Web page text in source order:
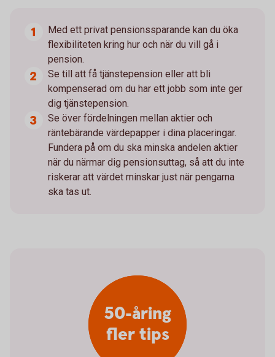
Med ett privat pensionssparande kan du öka
flexibiliteten kring hur och när du vill gå i
pension.
Se till att få tjänstepension eller att bli
kompenserad om du har ett jobb som inte ger
dig tjänstepension.
Se över fördelningen mellan aktier och
räntebärande värdepapper i dina placeringar.
Fundera på om du ska minska andelen aktier
när du närmar dig pensionsuttag, så att du inte
riskerar att värdet minskar just när pengarna
ska tas ut.
50-åring
fler tips